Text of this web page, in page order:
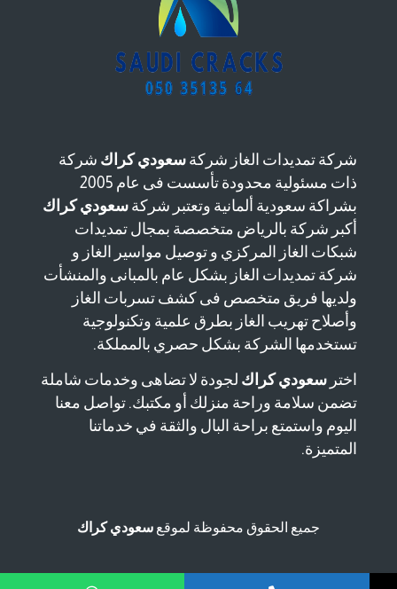
شركة تمديدات الغاز شركة سعودي كراك شركة
ذات مسئولية محدودة تأسست فى عام 2005
بشراكة سعودية ألمانية وتعتبر شركة سعودي كراك
أكبر شركة بالرياض متخصصة بمجال تمديدات
شبكات الغاز المركزي و توصيل مواسير الغاز و
شركة تمديدات الغاز بشكل عام بالمبانى والمنشأت
ولديها فريق متخصص فى كشف تسربات الغاز
وأصلاح تهريب الغاز بطرق علمية وتكنولوجية
تستخدمها الشركة بشكل حصري بالمملكة.
اختر سعودي كراك لجودة لا تضاهى وخدمات شاملة
تضمن سلامة وراحة منزلك أو مكتبك. تواصل معنا
اليوم واستمتع براحة البال والثقة في خدماتنا
المتميزة.
جميع الحقوق محفوظة لموقع سعودي كراك